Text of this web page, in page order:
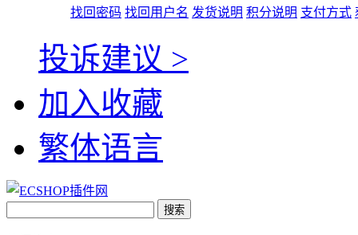
找回密码 找回用户名 发货说明 积分说明 支付方式
投诉建议 >
加入收藏
繁体语言